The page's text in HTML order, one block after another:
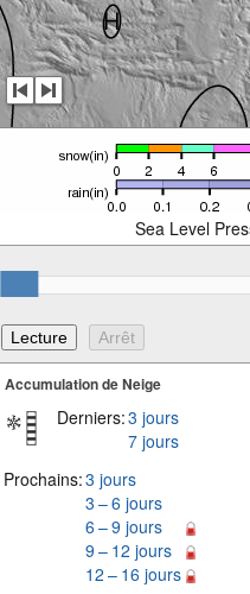
Sea Level
Accumulation de Neige
Derniers:3 jours
7 jours
Prochains:3 jours
3 – 6 jours
6 – 9 jours
9 – 12 jours
12 – 16 jours